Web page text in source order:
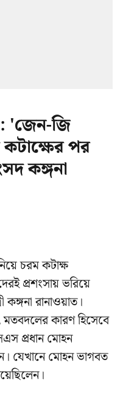
'জেন-জি
পর
কঙ্গনা
চরম কটাক্ষ
প্রশংসায় ভরিয়ে
রানাওয়াত।
মতবদলের কারণ হিসেবে
প্রধান মোহন
যেখানে মোহন ভাগবত